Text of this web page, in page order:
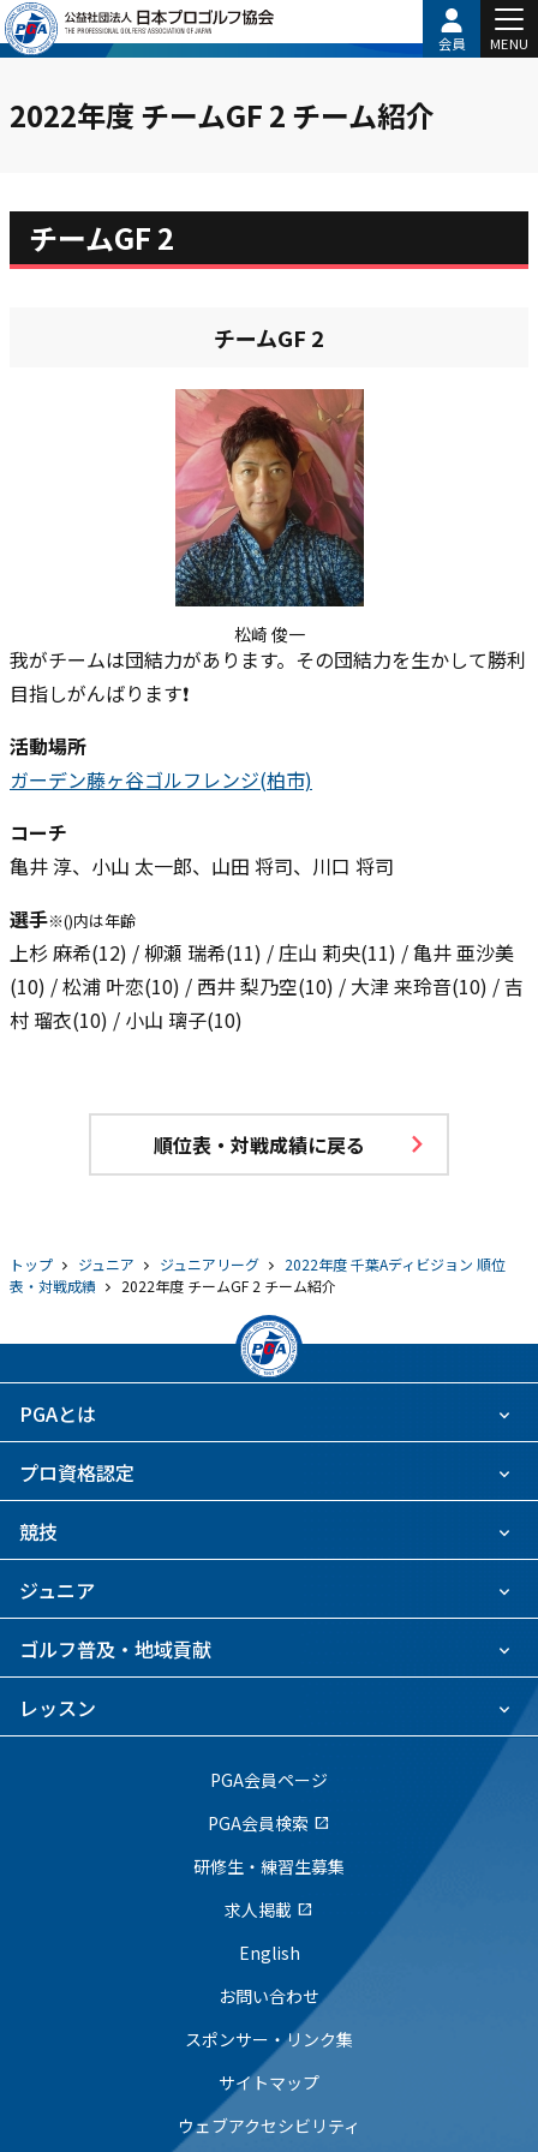
会員 MENU
2022年度 チームGF 2 チーム紹介
チームGF 2
チームGF 2
松崎 俊一
我がチームは団結力があります。その団結力を生かして勝利
目指しがんばります❗
活動場所
ガーデン藤ヶ谷ゴルフレンジ(柏市)
コーチ
亀井 淳、小山 太一郎、山田 将司、川口 将司
選手※()内は年齢
上杉 麻希(12) / 柳瀬 瑞希(11) / 庄山 莉央(11) / 亀井 亜沙美
(10) / 松浦 叶恋(10) / 西井 梨乃空(10) / 大津 来玲音(10) / 吉
村 瑠衣(10) / 小山 璃子(10)
順位表・対戦成績に戻る
トップ ジュニア ジュニアリーグ
2022年度 千葉Aディビジョン 順位
表・対戦成績
2022年度 チームGF 2 チーム紹介
PGAとは
プロ資格認定
競技
ジュニア
ゴルフ普及・地域貢献
レッスン
PGA会員ページ
PGA会員検索 open_in_new
研修生・練習生募集
求人掲載 open_in_new
English
お問い合わせ
スポンサー・リンク集
サイトマップ
ウェブアクセシビリティ